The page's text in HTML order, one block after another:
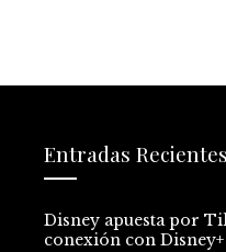
Entradas Recientes
Disney apuesta por
conexión con Disney+